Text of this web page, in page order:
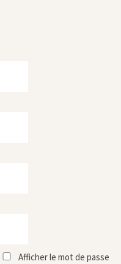
Afficher le mot de passe